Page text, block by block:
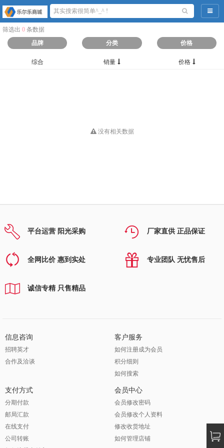
导航
筛选出 0 条数据
品牌
分类 价格
综合 销量 价格
没有相关数据
平台运营 阳光采购 厂家直供 正品保证
全网比价 惠到实处 专业团队 无忧售后
诚信专精 只售精品
信息咨询
招聘英才
合作及洽谈
客户服务
如何注册成为会员
积分细则
如何搜索
支付方式
分期付款
邮局汇款
在线支付
公司转账
会员中心
会员修改密码
会员修改个人资料
修改收货地址
如何管理店铺